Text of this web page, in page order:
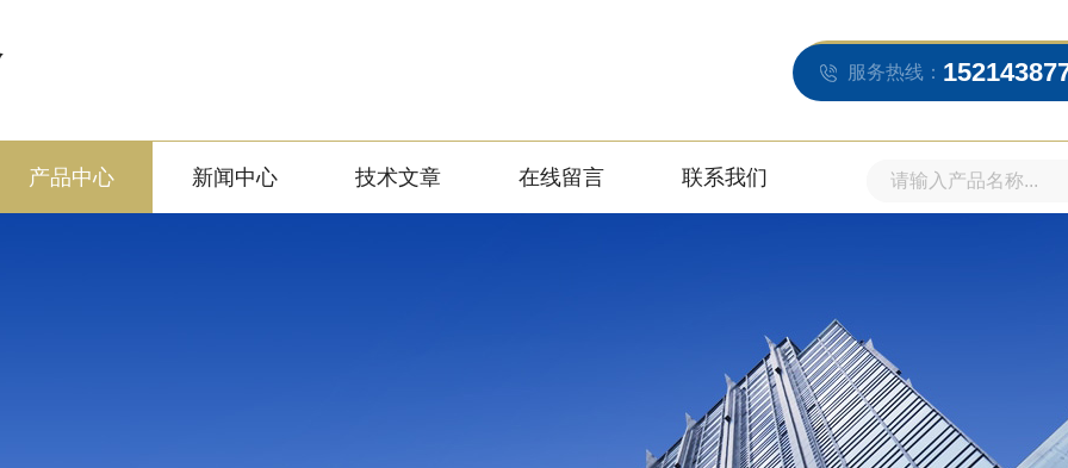
服务热线：
产品中心 新闻中心 技术文章 在线留言 联系我们